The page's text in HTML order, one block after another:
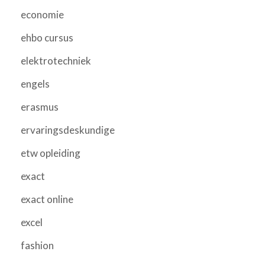
economie
ehbo cursus
elektrotechniek
engels
erasmus
ervaringsdeskundige
etw opleiding
exact
exact online
excel
fashion